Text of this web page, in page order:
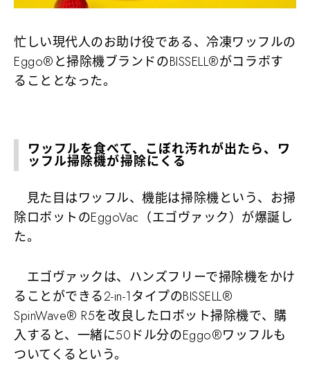
忙しい現代人のお助け役である、冷凍ワッフルの
Eggo®と掃除機ブランドのBISSELL®がコラボす
ることとなった。
ワッフルを食べて、こぼれ汚れが出たら、ワ
ッフル掃除機が掃除にくる
見た目はワッフル、機能は掃除機という、お掃
除ロボットのEggoVac（エゴヴァック）が爆誕し
た。
エゴヴァックは、ハンズフリーで掃除機をかけ
ることができる2-in-1タイプのBISSELL®
SpinWave® R5を改良したロボット掃除機で、購
入すると、一緒に50ドル分のEggo®ワッフルも
ついてくるという。